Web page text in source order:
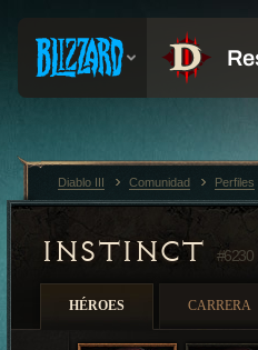
INSTINCT #6230
HÉROES CARRERA
Diablo III Comunidad Perfiles